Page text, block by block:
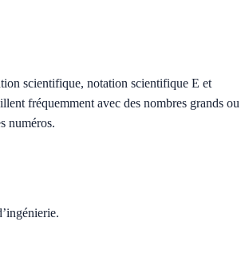
scientifique, notation scientifique E et
fréquemment avec des nombres grands ou
numéros.